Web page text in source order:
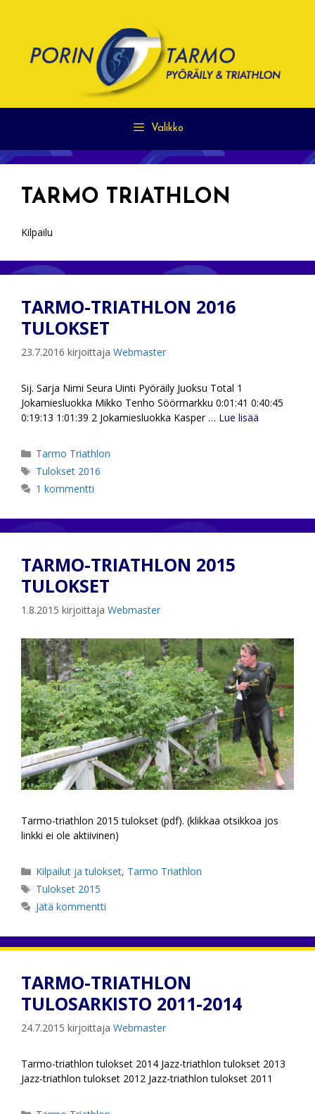
Valikko
TARMO TRIATHLON
Kilpailu
TARMO-TRIATHLON 2016
TULOKSET
23.7.2016 kirjoittaja Webmaster
Sij. Sarja Nimi Seura Uinti Pyöräily Juoksu Total 1
Jokamiesluokka Mikko Tenho Söörmarkku 0:01:41 0:40:45
0:19:13 1:01:39 2 Jokamiesluokka Kasper … Lue lisää
Kategoriat
Tarmo Triathlon
Avainsanat
Tulokset 2016
1 kommentti
TARMO-TRIATHLON 2015
TULOKSET
1.8.2015 kirjoittaja Webmaster
Tarmo-triathlon 2015 tulokset (pdf). (klikkaa otsikkoa jos
linkki ei ole aktiivinen)
Kategoriat
Kilpailut ja tulokset, Tarmo Triathlon
Avainsanat
Tulokset 2015
Jätä kommentti
TARMO-TRIATHLON
TULOSARKISTO 2011-2014
24.7.2015 kirjoittaja Webmaster
Tarmo-triathlon tulokset 2014 Jazz-triathlon tulokset 2013
Jazz-triathlon tulokset 2012 Jazz-triathlon tulokset 2011